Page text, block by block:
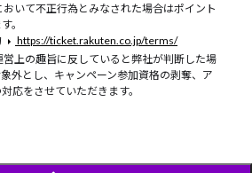
いて不正行為とみなされた場合はポイント
。
https://ticket.rakuten.co.jp/terms/
上の趣旨に反していると弊社が判断した場
外とし、キャンペーン参加資格の剥奪、ア
応をさせていただきます。